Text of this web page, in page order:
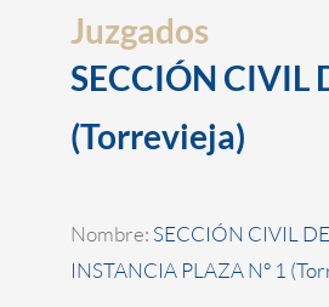
Juzgados
SECCIÓN CIVIL
(Torrevieja)
Nombre: SECCIÓN CIVIL
INSTANCIA PLAZA Nº 1